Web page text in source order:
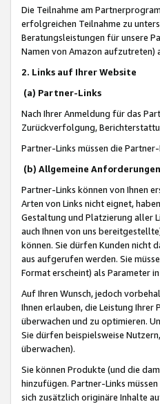
Die Teilnahme am
erfolgreichen Teilnahme zu
Beratungsleistungen für unsere
Namen von Amazon aufzutreten)
2. Links auf Ihrer Website
(a) Partner-Links
Nach Ihrer Anmeldung für das
Zurückverfolgung,
Partner-Links müssen die
(b) Allgemeine
Partner-Links können von Ihnen
Arten von Links nicht eignet,
Gestaltung und Platzierung aller
auch Ihnen von uns
können. Sie dürfen Kunden nicht
aus aufgerufen werden. Sie
Format erscheint) als Parameter
Auf Ihren Wunsch, jedoch
Ihnen erlauben, die Leistung
überwachen und zu optimieren.
Sie dürfen beispielsweise
überwachen).
Sie können Produkte (und die
hinzufügen. Partner-Links
sich zusätzlich originäre Inhalte